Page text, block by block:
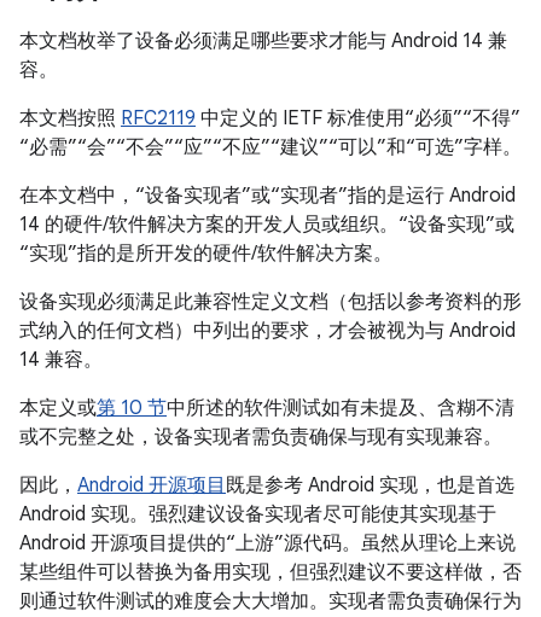
本文档枚举了设备必须满足哪些要求才能与 Android 14 兼
容。
本文档按照 RFC2119 中定义的 IETF 标准使用“必须”“不得”
“必需”“会”“不会”“应”“不应”“建议”“可以”和“可选”字样。
在本文档中，“设备实现者”或“实现者”指的是运行 Android
14 的硬件/软件解决方案的开发人员或组织。“设备实现”或
“实现”指的是所开发的硬件/软件解决方案。
设备实现必须满足此兼容性定义文档（包括以参考资料的形
式纳入的任何文档）中列出的要求，才会被视为与 Android
14 兼容。
本定义或第 10 节中所述的软件测试如有未提及、含糊不清
或不完整之处，设备实现者需负责确保与现有实现兼容。
因此， Android 开源项目 既是参考 Android 实现，也是首选
Android 实现。强烈建议设备实现者尽可能使其实现基于
Android 开源项目提供的“上游”源代码。虽然从理论上来说
某些组件可以替换为备用实现，但强烈建议不要这样做，否
则通过软件测试的难度会大大增加。实现者需负责确保行为